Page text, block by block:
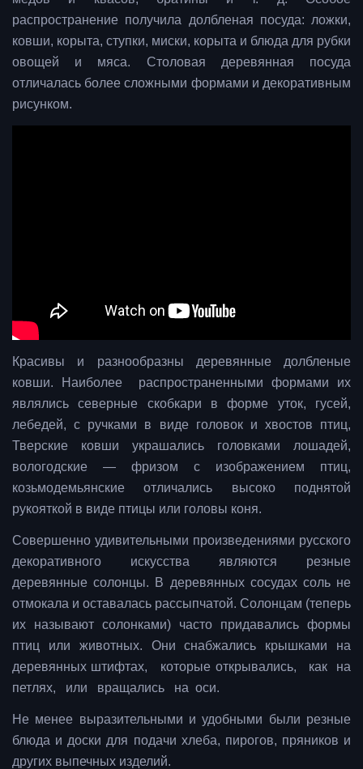
распространение получила долбленая посуда: ложки,
ковши, корыта, ступки, миски, корыта и блюда для рубки
овощей и мяса. Столовая деревянная посуда
отличалась более сложными формами и декоративным
рисунком.
Красивы и разнообразны деревянные долбленые
ковши. Наиболее распространенными формами их
являлись северные скобкари в форме уток, гусей,
лебедей, с ручками в виде головок и хвостов птиц,
Тверские ковши украшались головками лошадей,
вологодские — фризом с изображением птиц,
козьмодемьянские отличались высоко поднятой
рукояткой в виде птицы или головы коня.
Совершенно удивительными произведениями русского
декоративного искусства являются резные
деревянные солонцы. В деревянных сосудах соль не
отмокала и оставалась рассыпчатой. Солонцам (теперь
их называют солонками) часто придавались формы
птиц или животных. Они снабжались крышками на
деревянных штифтах, которые открывались, как на
петлях, или вращались на оси.
Не менее выразительными и удобными были резные
блюда и доски для подачи хлеба, пирогов, пряников и
других выпечных изделий.